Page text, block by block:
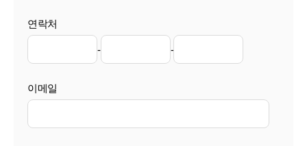
연락처
- -
이메일